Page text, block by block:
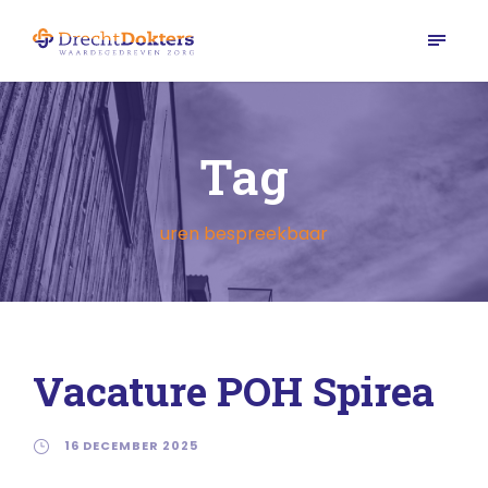
Tag
uren bespreekbaar
Vacature POH Spirea
16 DECEMBER 2025